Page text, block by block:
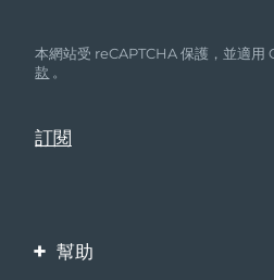
本網站受 reCAPTCHA 保護，並適
款 。
幫助